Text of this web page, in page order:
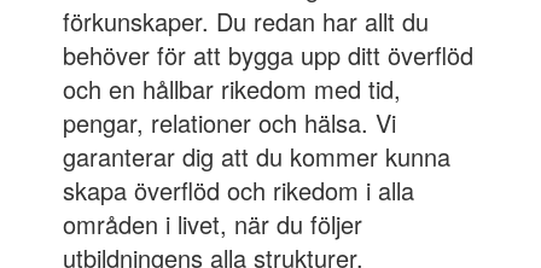
förkunskaper. Du redan har allt du
behöver för att bygga upp ditt överflöd
och en hållbar rikedom med tid,
pengar, relationer och hälsa. Vi
garanterar dig att du kommer kunna
skapa överflöd och rikedom i alla
områden i livet, när du följer
utbildningens alla strukturer.